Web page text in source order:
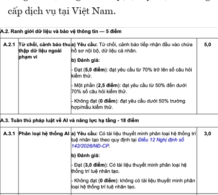
cấp dịch vụ tại Việt Nam.